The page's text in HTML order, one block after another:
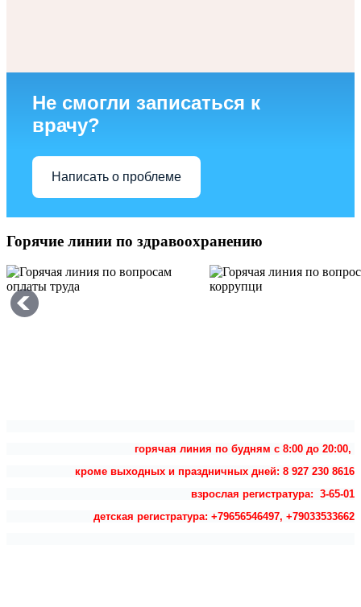
Не смогли записаться к
врачу?
Написать о проблеме
Горячие линии по здравоохранению
горячая линия по будням с 8:00 до 20:00,
кроме выходных и праздничных дней: 8 927 230 8616
взрослая регистратура: 3-65-01
детская регистратура: +79656546497, +79033533662